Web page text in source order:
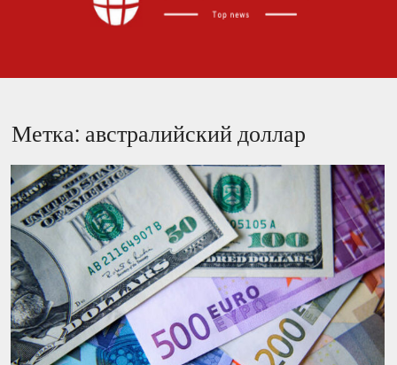
Метка: австралийский доллар